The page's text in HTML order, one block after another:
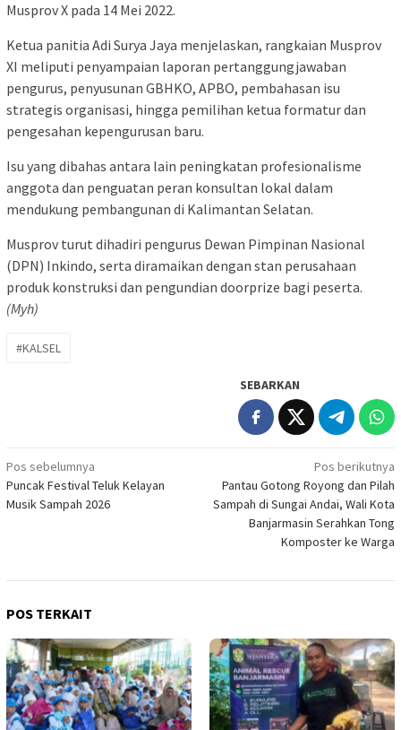
Musprov X pada 14 Mei 2022.
Ketua panitia Adi Surya Jaya menjelaskan, rangkaian Musprov
XI meliputi penyampaian laporan pertanggungjawaban
pengurus, penyusunan GBHKO, APBO, pembahasan isu
strategis organisasi, hingga pemilihan ketua formatur dan
pengesahan kepengurusan baru.
Isu yang dibahas antara lain peningkatan profesionalisme
anggota dan penguatan peran konsultan lokal dalam
mendukung pembangunan di Kalimantan Selatan.
Musprov turut dihadiri pengurus Dewan Pimpinan Nasional
(DPN) Inkindo, serta diramaikan dengan stan perusahaan
produk konstruksi dan pengundian doorprize bagi peserta.
(Myh)
#KALSEL
SEBARKAN
Navigasi
pos
Pos sebelumnya
Puncak Festival Teluk Kelayan
Musik Sampah 2026
Pos berikutnya
Pantau Gotong Royong dan Pilah
Sampah di Sungai Andai, Wali Kota
Banjarmasin Serahkan Tong
Komposter ke Warga
POS TERKAIT